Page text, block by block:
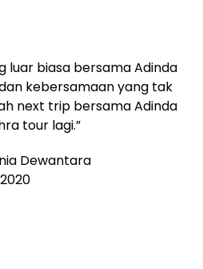
luar biasa bersama Adinda
kebersamaan yang tak
next trip bersama Adinda
tour lagi.”
Dewantara